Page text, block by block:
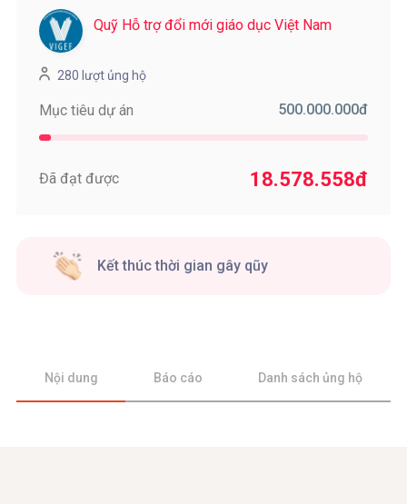
Quỹ Hỗ trợ đổi mới giáo dục Việt Nam
280 lượt ủng hộ
Mục tiêu dự án 500.000.000đ
Đã đạt được 18.578.558đ
Kết thúc thời gian gây qũy
Nội dung Báo cáo Danh sách ủng hộ